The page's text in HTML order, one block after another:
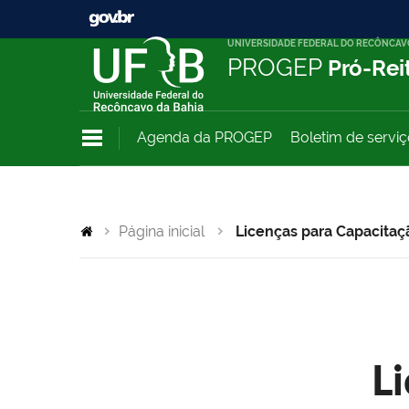
UNIVERSIDADE FEDERAL DO
PROGEP Pró-
Agenda da PROGEP Boletim de
Página inicial Licenças para